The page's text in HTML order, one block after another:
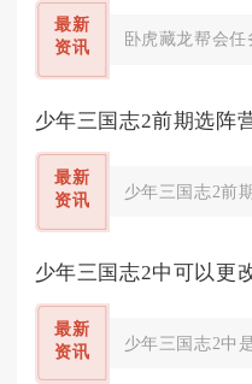
最新
资讯
卧虎藏龙帮会
少年三国志2前期选阵
最新
资讯
少年三国志2前
少年三国志2中可以更
最新
资讯
少年三国志2中